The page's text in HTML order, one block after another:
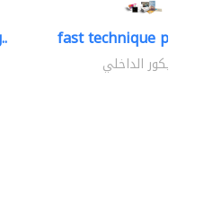
fast technique pre-
الديكور الداخلي